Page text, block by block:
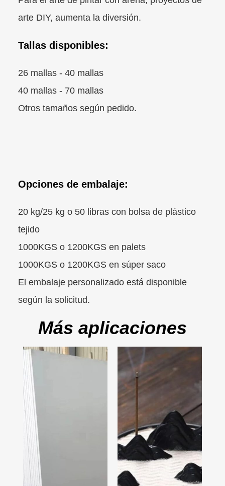
arte DIY, aumenta la diversión.
Tallas disponibles:
26 mallas - 40 mallas
40 mallas - 70 mallas
Otros tamaños según pedido.
Opciones de embalaje:
20 kg/25 kg o 50 libras con bolsa de plástico
tejido
1000KGS o 1200KGS en palets
1000KGS o 1200KGS en súper saco
El embalaje personalizado está disponible
según la solicitud.
Más aplicaciones